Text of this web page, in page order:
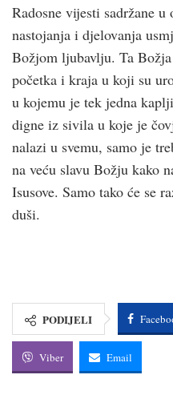
Radosne vijesti sadržane
nastojanja i djelovanja
Božjom ljubavlju. Ta
početka i kraja u koji su
u kojemu je tek jedna
digne iz sivila u koje je
nalazi u svemu, samo je
na veću slavu Božju kako
Isusove. Samo tako će se
duši.
PODIJELI
Viber Email